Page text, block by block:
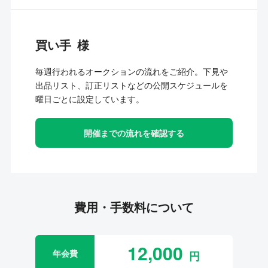
買い手
毎週行われるオークションの流れをご紹介。下見や
出品リスト、訂正リストなどの公開スケジュールを
曜日ごとに設定しています。
開催までの流れを確認する
費用・手数料について
年会費 12,000